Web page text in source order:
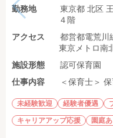
勤務地
東京都 北区
４階
アクセス
都営都電荒川
東京メトロ南
施設形態
認可保育園
仕事内容
＜保育士＞
未経験歓迎 経験者優遇
キャリアアップ応援
園庭